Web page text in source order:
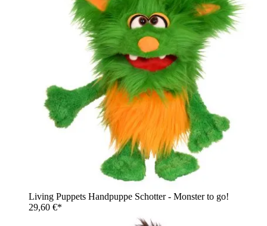
Living Puppets Handpuppe Schotter - Monster to go!
29,60 €*